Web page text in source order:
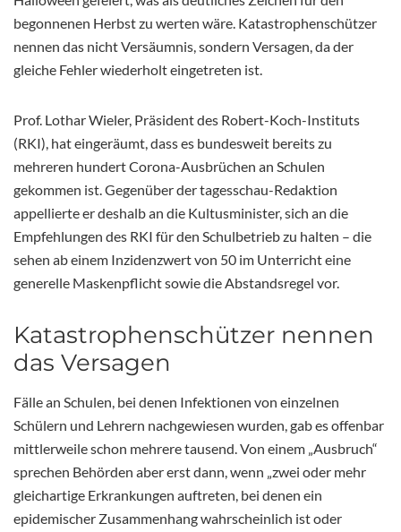
begonnenen Herbst zu werten wäre. Katastrophenschützer
nennen das nicht Versäumnis, sondern Versagen, da der
gleiche Fehler wiederholt eingetreten ist.
Prof. Lothar Wieler, Präsident des Robert-Koch-Instituts
(RKI), hat eingeräumt, dass es bundesweit bereits zu
mehreren hundert Corona-Ausbrüchen an Schulen
gekommen ist. Gegenüber der tagesschau-Redaktion
appellierte er deshalb an die Kultusminister, sich an die
Empfehlungen des RKI für den Schulbetrieb zu halten – die
sehen ab einem Inzidenzwert von 50 im Unterricht eine
generelle Maskenpflicht sowie die Abstandsregel vor.
Katastrophenschützer nennen
das Versagen
Fälle an Schulen, bei denen Infektionen von einzelnen
Schülern und Lehrern nachgewiesen wurden, gab es offenbar
mittlerweile schon mehrere tausend. Von einem „Ausbruch“
sprechen Behörden aber erst dann, wenn „zwei oder mehr
gleichartige Erkrankungen auftreten, bei denen ein
epidemischer Zusammenhang wahrscheinlich ist oder